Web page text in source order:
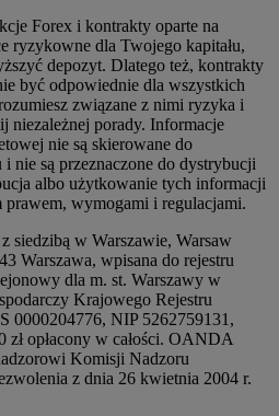
Forex i kontrakty oparte na
ryzykowne dla Twojego kapitału,
depozyt. Dlatego też, kontrakty
być odpowiednie dla wszystkich
związane z nimi ryzyka i
niezależnej porady. Informacje
nie są skierowane do
nie są przeznaczone do dystrybucji
albo użytkowanie tych informacji
wymogami i regulacjami.
w Warszawie, Warsaw
Warszawa, wpisana do rejestru
dla m. st. Warszawy w
Krajowego Rejestru
0000204776, NIP 5262759131,
zł opłacony w całości. OANDA
Komisji Nadzoru
z dnia 26 kwietnia 2004 r.